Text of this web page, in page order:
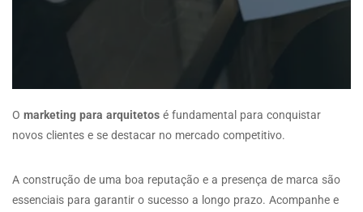
O marketing para arquitetos é fundamental para conquistar
novos clientes e se destacar no mercado competitivo.
A construção de uma boa reputação e a presença de marca são
essenciais para garantir o sucesso a longo prazo. Acompanhe e